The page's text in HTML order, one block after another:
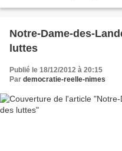
Notre-Dame-des-
luttes
Publié le 18/12/2012 à 20:15
Par democratie-reelle-nimes